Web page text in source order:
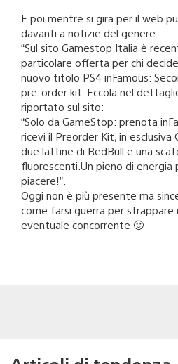
E poi mentre si gira per il web
davanti a notizie del genere:
“Sul sito Gamestop Italia è
particolare offerta per chi
nuovo titolo PS4 inFamous:
pre-order kit. Eccola nel
riportato sul sito:
“Solo da GameStop: prenota
ricevi il Preorder Kit, in
due lattine di RedBull e una
fluorescenti.Un pieno di energia
piacere!”.
Oggi non è più presente ma
come farsi guerra per strappare
eventuale concorrente 🙂